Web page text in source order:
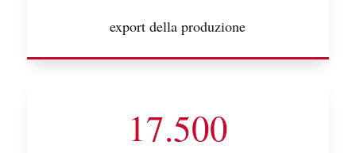
export della produzione
17.500